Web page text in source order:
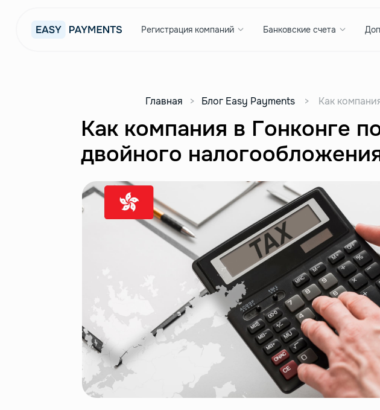
Регистрация компаний Банковские счета
Главная > Блог Easy Payments > Как
Как компания в Гонконге
двойного